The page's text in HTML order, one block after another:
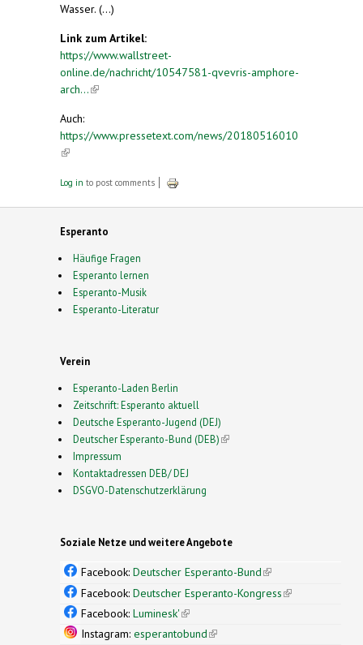
Wasser. (...)
Link zum Artikel:
https://www.wallstreet-
online.de/nachricht/10547581-qvevris-amphore-
arch...(link is external)
Auch:
https://www.pressetext.com/news/20180516010
(link is external)
Log in to post comments
Esperanto
Häufige Fragen
Esperanto lernen
Esperanto-Musik
Esperanto-Literatur
Verein
Esperanto-Laden Berlin
Zeitschrift: Esperanto aktuell
Deutsche Esperanto-Jugend (DEJ)
Deutscher Esperanto-Bund (DEB)(link is external)
Impressum
Kontaktadressen DEB/ DEJ
DSGVO-Datenschutzerklärung
Soziale Netze und weitere Angebote
Facebook: Deutscher Esperanto-Bund(link is
external)
Facebook: Deutscher Esperanto-Kongress(link is
Facebook: Luminesk'(link is external)
Instagram: esperantobund(link is external)